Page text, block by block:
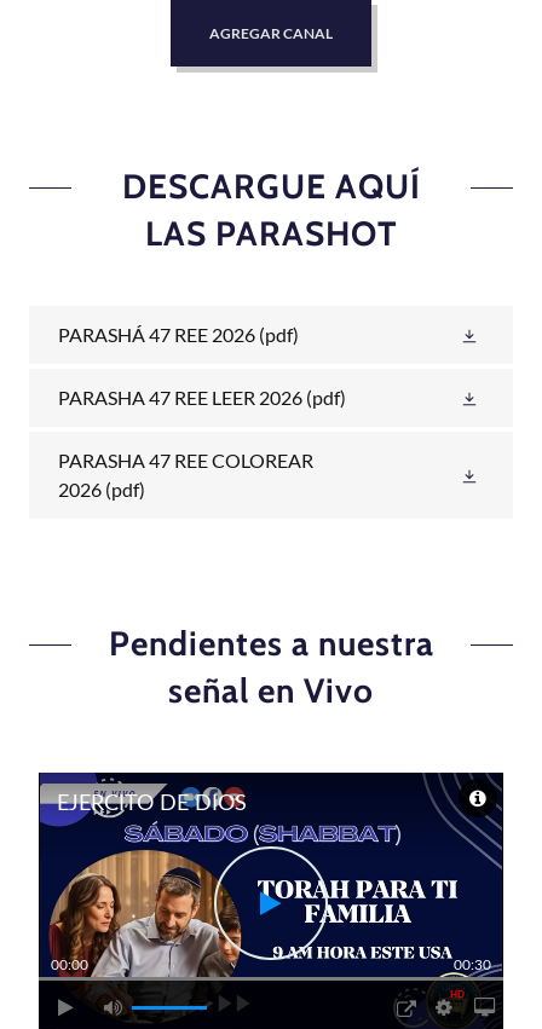
AGREGAR CANAL
DESCARGUE AQUÍ
LAS PARASHOT
PARASHÁ 47 REE 2026 (pdf)
PARASHA 47 REE LEER 2026 (pdf)
PARASHA 47 REE COLOREAR
2026 (pdf)
Pendientes a nuestra
señal en Vivo